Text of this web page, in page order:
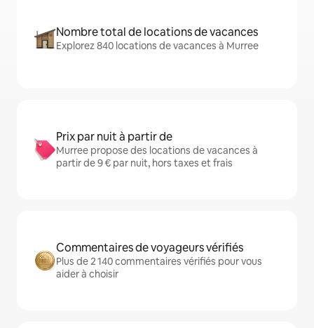
Nombre total de locations de vacances
Explorez 840 locations de vacances à Murree
Prix par nuit à partir de
Murree propose des locations de vacances à
partir de 9 € par nuit, hors taxes et frais
Commentaires de voyageurs vérifiés
Plus de 2 140 commentaires vérifiés pour vous
aider à choisir